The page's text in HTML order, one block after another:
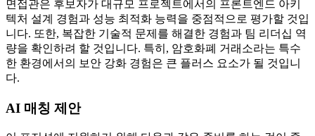
면접관은 후보자가 대규모 프로젝트에서의 프론트엔드 아키
텍처 설계 경험과 성능 최적화 능력을 중점적으로 평가할 것입
니다. 또한, 복잡한 기술적 문제를 해결한 경험과 팀 리더십 역
량을 확인하려 할 것입니다. 특히, 암호화폐 거래소라는 특수
한 환경에서의 보안 강화 경험은 큰 플러스 요소가 될 것입니
다.
AI 매칭 제안